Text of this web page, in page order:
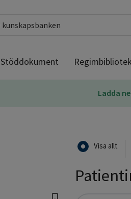
Stöddokument
Ladda
Visa allt